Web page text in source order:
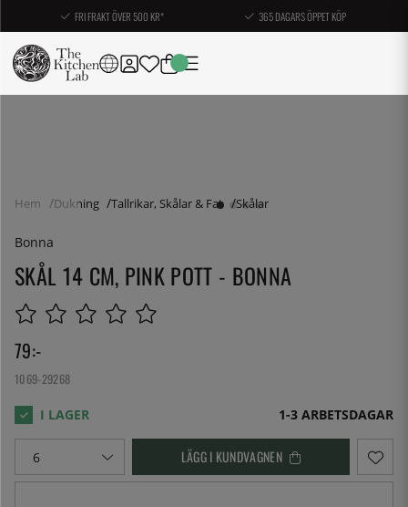
FRI FRAKT ÖVER 500 KR* 365 DAGARS ÖPPET KÖP
Hem Dukning Tallrikar, Skålar & Fat Skålar
Bonna
SKÅL 14 CM, PINK POTT - BONNA
79:-
1069-29268
1-3 ARBETSDAGAR
LÄGG I KUNDVAGNEN